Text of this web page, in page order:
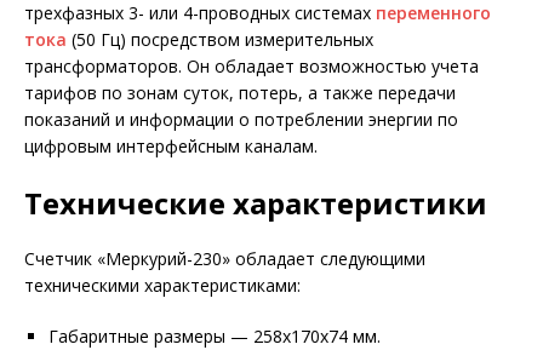
трехфазных 3- или 4-проводных системах переменного
тока (50 Гц) посредством измерительных
трансформаторов. Он обладает возможностью учета
тарифов по зонам суток, потерь, а также передачи
показаний и информации о потреблении энергии по
цифровым интерфейсным каналам.
Технические характеристики
Счетчик «Меркурий-230» обладает следующими
техническими характеристиками:
Габаритные размеры — 258х170х74 мм.